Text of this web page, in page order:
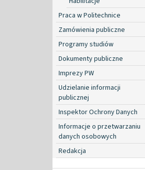
Praca w Politechnice
Zamówienia publiczne
Programy studiów
Dokumenty publiczne
Imprezy PW
Udzielanie informacji
publicznej
Inspektor Ochrony Danych
Informacje o przetwarzaniu
danych osobowych
Redakcja